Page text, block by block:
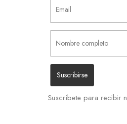
Suscríbete para recibir